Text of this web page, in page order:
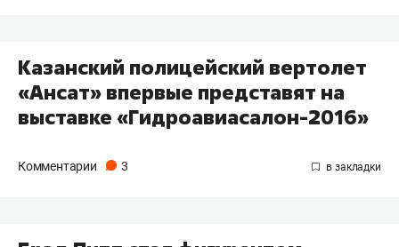
Казанский полицейский вертолет
«Ансат» впервые представят на
выставке «Гидроавиасалон-2016»
Комментарии 3